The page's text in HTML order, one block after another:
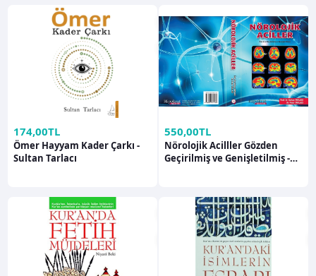
174,00TL
Ömer Hayyam Kader Çarkı -
Sultan Tarlacı
550,00TL
Nörolojik Acilller Gözden
Geçirilmiş ve Genişletilmiş -